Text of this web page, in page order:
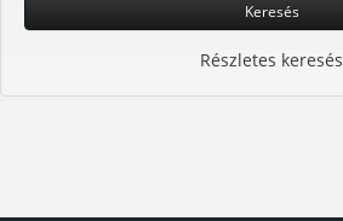
Keresés
Részletes keresés